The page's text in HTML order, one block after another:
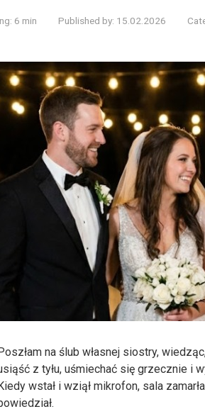
6 min Published by: 15.02.2026
na ślub własnej siostry,
z tyłu, uśmiechać się grzecznie i
wstał i wziął mikrofon, sala